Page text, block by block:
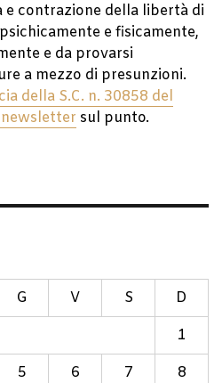
e contrazione della libertà di
e fisicamente,
e da provarsi
a mezzo di presunzioni.
della S.C. n. 30858 del
sul punto.
G V S
D
1
5 6 7
8